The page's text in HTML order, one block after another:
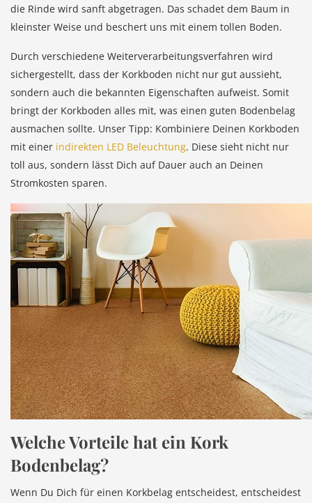
die Rinde wird sanft abgetragen. Das schadet dem Baum in
kleinster Weise und beschert uns mit einem tollen Boden.
Durch verschiedene Weiterverarbeitungsverfahren wird
sichergestellt, dass der Korkboden nicht nur gut aussieht,
sondern auch die bekannten Eigenschaften aufweist. Somit
bringt der Korkboden alles mit, was einen guten Bodenbelag
ausmachen sollte. Unser Tipp: Kombiniere Deinen Korkboden
mit einer indirekten LED Beleuchtung. Diese sieht nicht nur
toll aus, sondern lässt Dich auf Dauer auch an Deinen
Stromkosten sparen.
Welche Vorteile hat ein Kork
Bodenbelag?
Wenn Du Dich für einen Korkbelag entscheidest, entscheidest